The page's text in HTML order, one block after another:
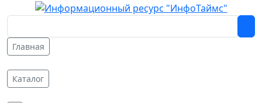
Главная
Каталог